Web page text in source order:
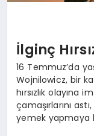
İlginç
16 Temmuz’da
Wojnilowicz, bir
hırsızlık olayına
çamaşırlarını
yemek yapmaya